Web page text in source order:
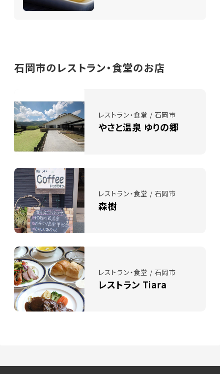
石岡市のレストラン・食堂のお店
レストラン・食堂 / 石岡市
やさと温泉 ゆりの郷
レストラン・食堂 / 石岡市
森樹
レストラン・食堂 / 石岡市
レストラン Tiara